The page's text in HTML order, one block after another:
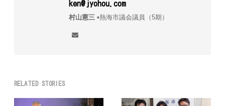
ken@jyohou.com
村山憲三▪︎熱海市議会議員（5期）
RELATED STORIES